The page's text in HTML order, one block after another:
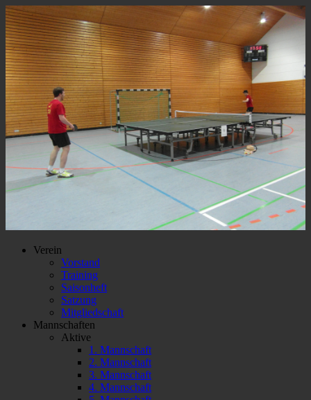
Verein
Vorstand
Training
Saisonheft
Satzung
Mitgliedschaft
Mannschaften
Aktive
1. Mannschaft
2. Mannschaft
3. Mannschaft
4. Mannschaft